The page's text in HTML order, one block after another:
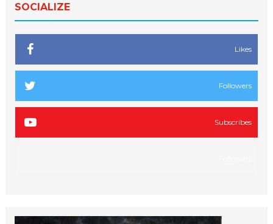
SOCIALIZE
Likes
Followers
Subscribes